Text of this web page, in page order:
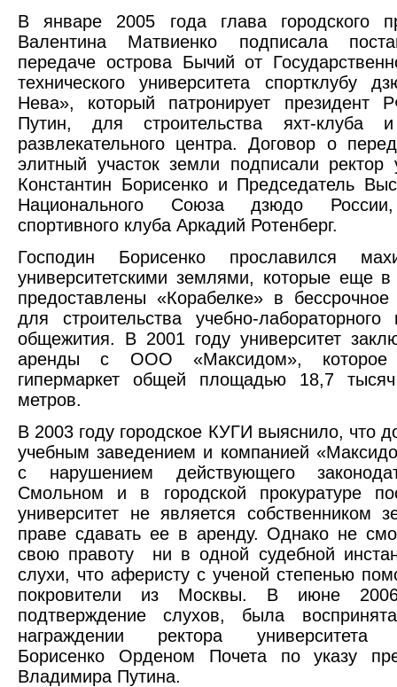
В январе 2005 года глава городского
Валентина Матвиенко подписала
передаче острова Бычий от
технического университета спортклубу
Нева», который патронирует президент
Путин, для строительства яхт-клуба
развлекательного центра. Договор о
элитный участок земли подписали ректор
Константин Борисенко и Председатель
Национального Союза дзюдо России,
спортивного клуба Аркадий Ротенберг.
Господин Борисенко прославился
университетскими землями, которые еще
предоставлены «Корабелке» в бессрочное
для строительства учебно-
общежития. В 2001 году университет
аренды с ООО «Максидом»,
гипермаркет общей площадью 18,7
метров.
В 2003 году городское КУГИ выяснило, что
учебным заведением и компанией
с нарушением действующего
Смольном и в городской прокуратуре
университет не является собственником
праве сдавать ее в аренду. Однако не
свою правоту ни в одной судебной
слухи, что аферисту с ученой степенью
покровители из Москвы. В июне
подтверждение слухов, была
награждении ректора университета
Борисенко Орденом Почета по указу
Владимира Путина.